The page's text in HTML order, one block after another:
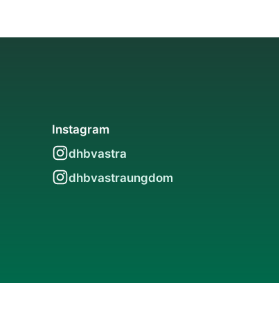
Instagram
dhbvastra
dhbvastraungdom